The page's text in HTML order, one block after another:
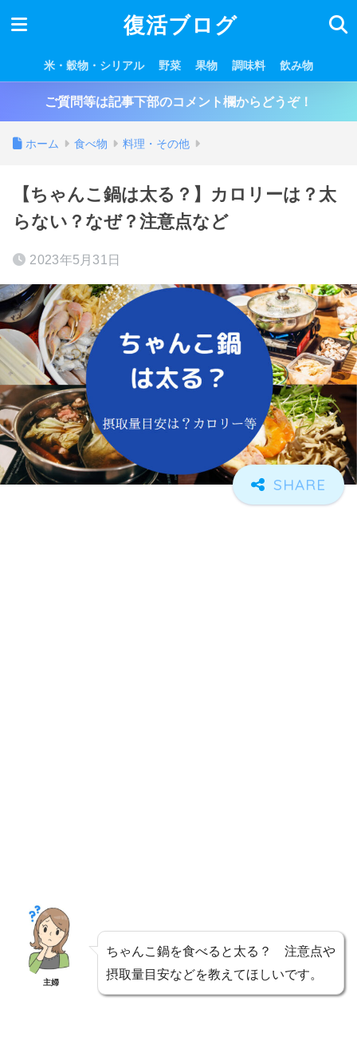
復活ブログ
米・穀物・シリアル 野菜 果物 調味料 飲み物
ご質問等は記事下部のコメント欄からどうぞ！
ホーム 食べ物 料理・その他
【ちゃんこ鍋は太る？】カロリーは？太
らない？なぜ？注意点など
2023年5月31日
主婦
ちゃんこ鍋を食べると太る？ 注意点や
摂取量目安などを教えてほしいです。